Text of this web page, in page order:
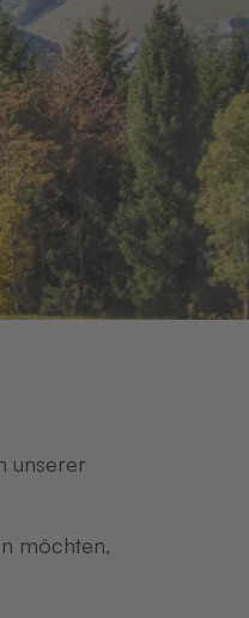
unserer
möchten,